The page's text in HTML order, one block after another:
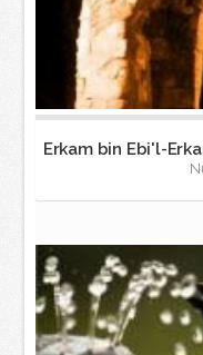
Erkam bin Ebi'l-